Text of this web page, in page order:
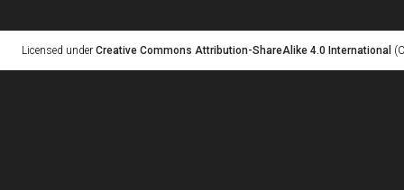
Licensed under Creative Commons Attribution-ShareAlike 4.0 International